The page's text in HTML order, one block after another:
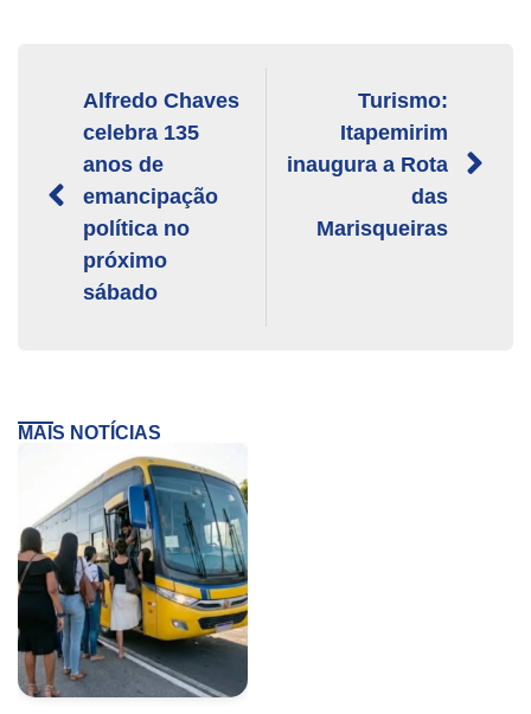
Alfredo Chaves
celebra 135
anos de
emancipação
política no
próximo
sábado
Turismo:
Itapemirim
inaugura a Rota
das
Marisqueiras
MAIS NOTÍCIAS